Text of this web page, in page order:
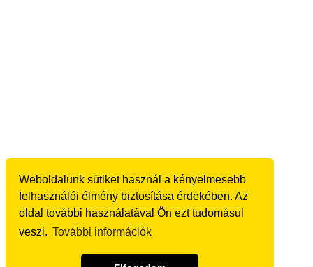
Weboldalunk sütiket használ a kényelmesebb
felhasználói élmény biztosítása érdekében. Az
oldal további használatával Ön ezt tudomásul
veszi. További információk